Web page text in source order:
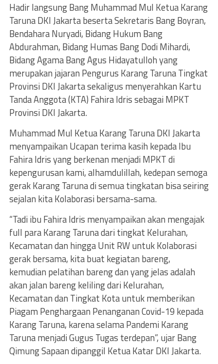
Hadir langsung Bang Muhammad Mul Ketua Karang
Taruna DKI Jakarta beserta Sekretaris Bang Boyran,
Bendahara Nuryadi, Bidang Hukum Bang
Abdurahman, Bidang Humas Bang Dodi Mihardi,
Bidang Agama Bang Agus Hidayatulloh yang
merupakan jajaran Pengurus Karang Taruna Tingkat
Provinsi DKI Jakarta sekaligus menyerahkan Kartu
Tanda Anggota (KTA) Fahira Idris sebagai MPKT
Provinsi DKI Jakarta.
Muhammad Mul Ketua Karang Taruna DKI Jakarta
menyampaikan Ucapan terima kasih kepada Ibu
Fahira Idris yang berkenan menjadi MPKT di
kepengurusan kami, alhamdulillah, kedepan semoga
gerak Karang Taruna di semua tingkatan bisa seiring
sejalan kita Kolaborasi bersama-sama.
“Tadi ibu Fahira Idris menyampaikan akan mengajak
full para Karang Taruna dari tingkat Kelurahan,
Kecamatan dan hingga Unit RW untuk Kolaborasi
gerak bersama, kita buat kegiatan bareng,
kemudian pelatihan bareng dan yang jelas adalah
akan jalan bareng keliling dari Kelurahan,
Kecamatan dan Tingkat Kota untuk memberikan
Piagam Penghargaan Penanganan Covid-19 kepada
Karang Taruna, karena selama Pandemi Karang
Taruna menjadi Gugus Tugas terdepan”, ujar Bang
Qimung Sapaan dipanggil Ketua Katar DKI Jakarta.